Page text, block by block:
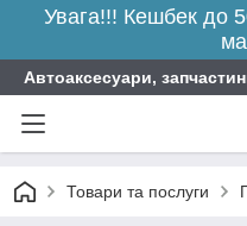
Увага!!! Кешбек до
Автоаксесуари,
Товари та послуги